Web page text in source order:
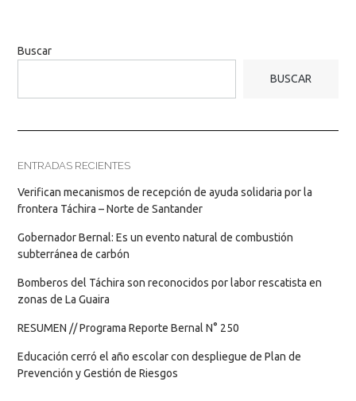
Buscar
BUSCAR
ENTRADAS RECIENTES
Verifican mecanismos de recepción de ayuda solidaria por la
frontera Táchira – Norte de Santander
Gobernador Bernal: Es un evento natural de combustión
subterránea de carbón
Bomberos del Táchira son reconocidos por labor rescatista en
zonas de La Guaira
RESUMEN // Programa Reporte Bernal N° 250
Educación cerró el año escolar con despliegue de Plan de
Prevención y Gestión de Riesgos